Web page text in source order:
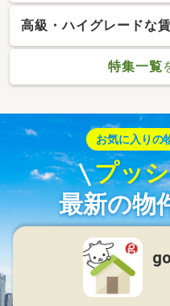
高級・ハイグレードな
特集一覧
お気に入りの
プッ
最新の物